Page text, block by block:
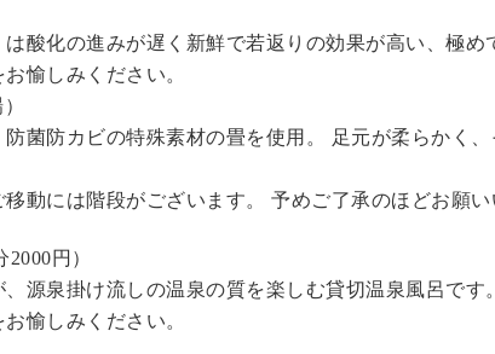
酸化の進みが遅く新鮮で若返りの効果が高い、極め
愉しみください。
菌防カビの特殊素材の畳を使用。 足元が柔らかく
動には階段がございます。 予めご了承のほどお願い
円）
源泉掛け流しの温泉の質を楽しむ貸切温泉風呂です
愉しみください。